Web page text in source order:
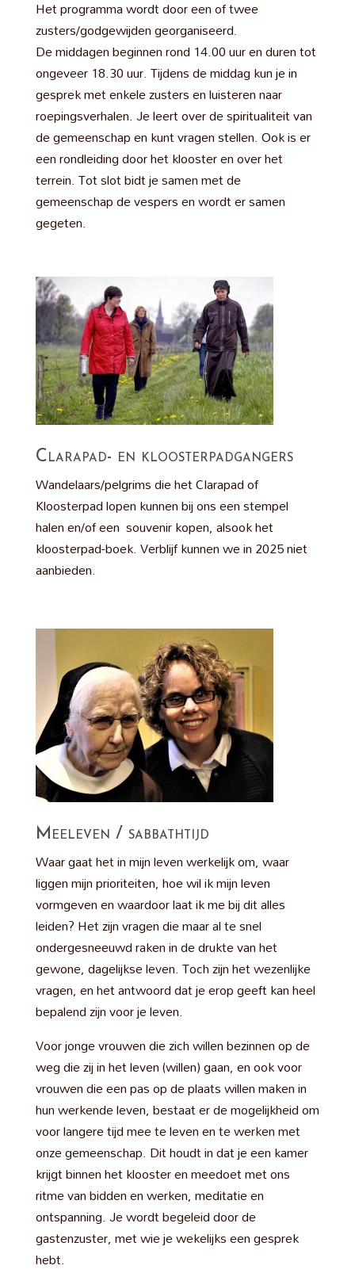
Het programma wordt door een of twee
zusters/godgewijden georganiseerd.
De middagen beginnen rond 14.00 uur en duren tot
ongeveer 18.30 uur. Tijdens de middag kun je in
gesprek met enkele zusters en luisteren naar
roepingsverhalen. Je leert over de spiritualiteit van
de gemeenschap en kunt vragen stellen. Ook is er
een rondleiding door het klooster en over het
terrein. Tot slot bidt je samen met de
gemeenschap de vespers en wordt er samen
gegeten.
Clarapad- en kloosterpadgangers
Wandelaars/pelgrims die het Clarapad of
Kloosterpad lopen kunnen bij ons een stempel
halen en/of een souvenir kopen, alsook het
kloosterpad-boek. Verblijf kunnen we in 2025 niet
aanbieden.
Meeleven / sabbathtijd
Waar gaat het in mijn leven werkelijk om, waar
liggen mijn prioriteiten, hoe wil ik mijn leven
vormgeven en waardoor laat ik me bij dit alles
leiden? Het zijn vragen die maar al te snel
ondergesneeuwd raken in de drukte van het
gewone, dagelijkse leven. Toch zijn het wezenlijke
vragen, en het antwoord dat je erop geeft kan heel
bepalend zijn voor je leven.
Voor jonge vrouwen die zich willen bezinnen op de
weg die zij in het leven (willen) gaan, en ook voor
vrouwen die een pas op de plaats willen maken in
hun werkende leven, bestaat er de mogelijkheid om
voor langere tijd mee te leven en te werken met
onze gemeenschap. Dit houdt in dat je een kamer
krijgt binnen het klooster en meedoet met ons
ritme van bidden en werken, meditatie en
ontspanning. Je wordt begeleid door de
gastenzuster, met wie je wekelijks een gesprek
hebt.